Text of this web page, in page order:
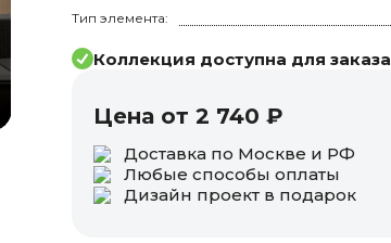
Тип элемента:
Коллекция доступна для заказа
Цена от 2 740 ₽
Доставка по Москве и РФ
Любые способы оплаты
Дизайн проект в подарок